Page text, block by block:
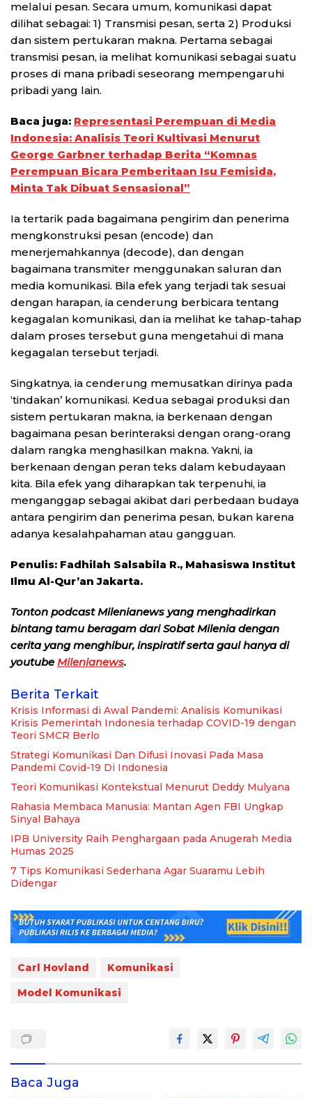
melalui pesan. Secara umum, komunikasi dapat
dilihat sebagai: 1) Transmisi pesan, serta 2) Produksi
dan sistem pertukaran makna. Pertama sebagai
transmisi pesan, ia melihat komunikasi sebagai suatu
proses di mana pribadi seseorang mempengaruhi
pribadi yang lain.
Baca juga: Representasi Perempuan di Media
Indonesia: Analisis Teori Kultivasi Menurut
George Garbner terhadap Berita “Komnas
Perempuan Bicara Pemberitaan Isu Femisida,
Minta Tak Dibuat Sensasional”
Ia tertarik pada bagaimana pengirim dan penerima
mengkonstruksi pesan (encode) dan
menerjemahkannya (decode), dan dengan
bagaimana transmiter menggunakan saluran dan
media komunikasi. Bila efek yang terjadi tak sesuai
dengan harapan, ia cenderung berbicara tentang
kegagalan komunikasi, dan ia melihat ke tahap-tahap
dalam proses tersebut guna mengetahui di mana
kegagalan tersebut terjadi.
Singkatnya, ia cenderung memusatkan dirinya pada
‘tindakan’ komunikasi. Kedua sebagai produksi dan
sistem pertukaran makna, ia berkenaan dengan
bagaimana pesan berinteraksi dengan orang-orang
dalam rangka menghasilkan makna. Yakni, ia
berkenaan dengan peran teks dalam kebudayaan
kita. Bila efek yang diharapkan tak terpenuhi, ia
menganggap sebagai akibat dari perbedaan budaya
antara pengirim dan penerima pesan, bukan karena
adanya kesalahpahaman atau gangguan.
Penulis: Fadhilah Salsabila R., Mahasiswa Institut
Ilmu Al-Qur’an Jakarta.
Tonton podcast Milenianews yang menghadirkan
bintang tamu beragam dari Sobat Milenia dengan
cerita yang menghibur, inspiratif serta gaul hanya di
youtubeMilenianews.
Berita Terkait
Krisis Informasi di Awal Pandemi: Analisis Komunikasi
Krisis Pemerintah Indonesia terhadap COVID-19 dengan
Teori SMCR Berlo
Strategi Komunikasi Dan Difusi Inovasi Pada Masa
Pandemi Covid-19 Di Indonesia
Teori Komunikasi Kontekstual Menurut Deddy Mulyana
Rahasia Membaca Manusia: Mantan Agen FBI Ungkap
Sinyal Bahaya
IPB University Raih Penghargaan pada Anugerah Media
Humas 2025
7 Tips Komunikasi Sederhana Agar Suaramu Lebih
Didengar
Carl Hovland
Komunikasi
Model Komunikasi
Baca Juga